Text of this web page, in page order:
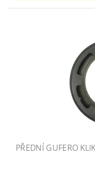
PŘEDNÍ GUFERO